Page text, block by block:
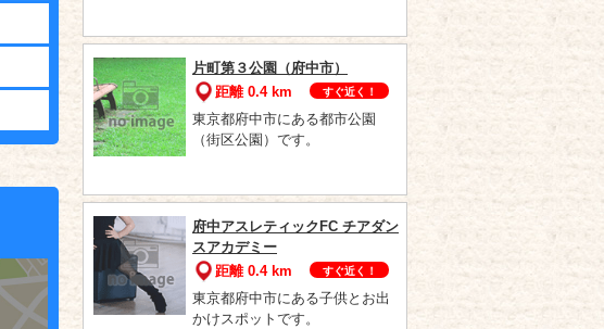
片町第３公園（府中市）
距離 0.4 km
すぐ近く！
東京都府中市にある都市公園
（街区公園）です。
府中アスレティックFC チアダン
スアカデミー
距離 0.4 km
すぐ近く！
東京都府中市にある子供とお出
かけスポットです。